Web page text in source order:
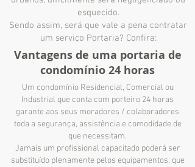
esquecido.
Sendo assim, será que vale a pena contratar
um serviço Portaria? Confira:
Vantagens de uma portaria de
condomínio 24 horas
Um condomínio Residencial, Comercial ou
Industrial que conta com porteiro 24 horas
garante aos seus moradores / colaboradores
toda a segurança, assistência e comodidade de
que necessitam.
Jamais um profissional capacitado poderá ser
substituído plenamente pelos equipamentos, que